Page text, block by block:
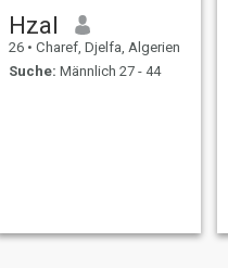
Hzal
26 • Charef, Djelfa, Algerien
Suche: Männlich 27 - 44